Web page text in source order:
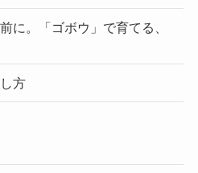
に。「ゴボウ」で育てる、
方